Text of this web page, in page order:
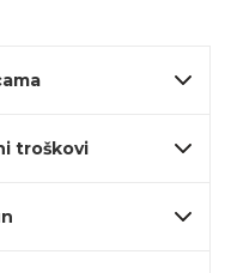
troškovi